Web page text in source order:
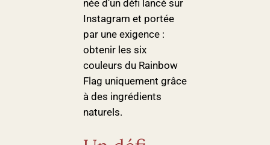
née d’un défi lancé sur
Instagram et portée
par une exigence :
obtenir les six
couleurs du Rainbow
Flag uniquement grâce
à des ingrédients
naturels.